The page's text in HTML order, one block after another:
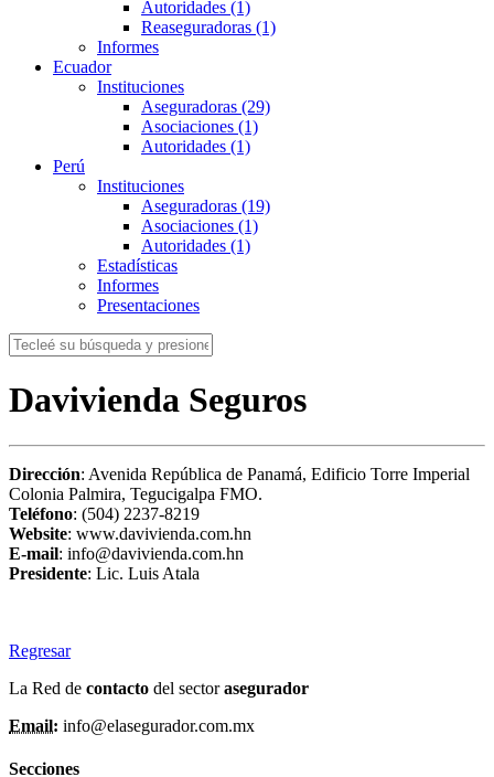
Autoridades (1)
Reaseguradoras (1)
Informes
Ecuador
Instituciones
Aseguradoras (29)
Asociaciones (1)
Autoridades (1)
Perú
Instituciones
Aseguradoras (19)
Asociaciones (1)
Autoridades (1)
Estadísticas
Informes
Presentaciones
Davivienda Seguros
Dirección: Avenida República de Panamá, Edificio Torre Imperial
Colonia Palmira, Tegucigalpa FMO.
Teléfono: (504) 2237-8219
Website: www.davivienda.com.hn
E-mail: info@davivienda.com.hn
Presidente: Lic. Luis Atala
Regresar
La Red de contacto del sectorasegurador
Email: info@elasegurador.com.mx
Secciones